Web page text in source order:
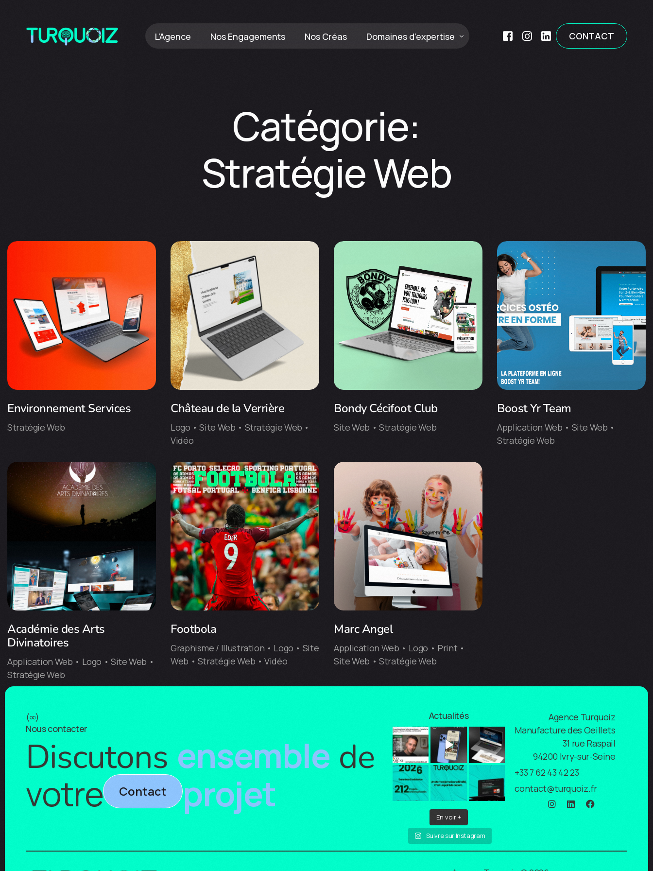
L’Agence Nos Engagements Nos Créas Domaines d’expertise CONTACT
Catégorie:
Stratégie Web
Environnement Services
Stratégie Web
Château de la Verrière
Logo • Site Web • Stratégie Web •
Vidéo
Bondy Cécifoot Club
Site Web • Stratégie Web
Boost Yr Team
Application Web • Site Web •
Stratégie Web
Académie des Arts
Divinatoires
Application Web • Logo • Site Web •
Stratégie Web
Footbola
Graphisme / Illustration • Logo • Site
Web • Stratégie Web • Vidéo
Marc Angel
Application Web • Logo • Print •
Site Web • Stratégie Web
(∞)
Nous contacter
Discutons ensemble de
votre Contact projet
Actualités
En voir +
Suivre sur Instagram
Agence Turquoiz
Manufacture des Oeillets
31 rue Raspail
94200 Ivry-sur-Seine
+33 7 62 43 42 23
contact@turquoiz.fr